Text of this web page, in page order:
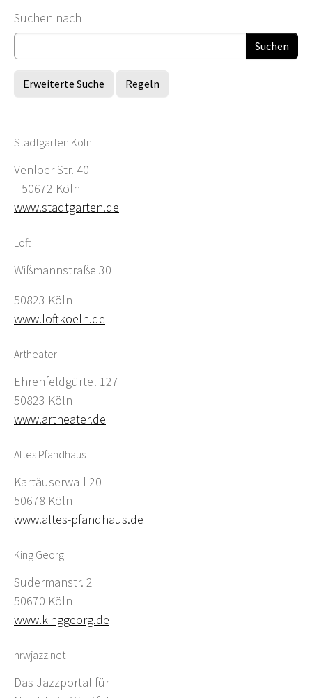
Suchformular
Suchen nach
Erweiterte Suche Regeln
Stadtgarten Köln
Venloer Str. 40
50672 Köln
www.stadtgarten.de
Loft
Wißmannstraße 30
50823 Köln
www.loftkoeln.de
Artheater
Ehrenfeldgürtel 127
50823 Köln
www.artheater.de
Altes Pfandhaus
Kartäuserwall 20
50678 Köln
www.altes-pfandhaus.de
King Georg
Sudermanstr. 2
50670 Köln
www.kinggeorg.de
nrwjazz.net
Das Jazzportal für